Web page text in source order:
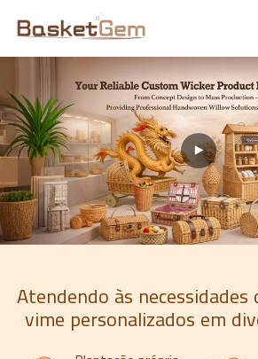
Atendendo às
vime personalizados em